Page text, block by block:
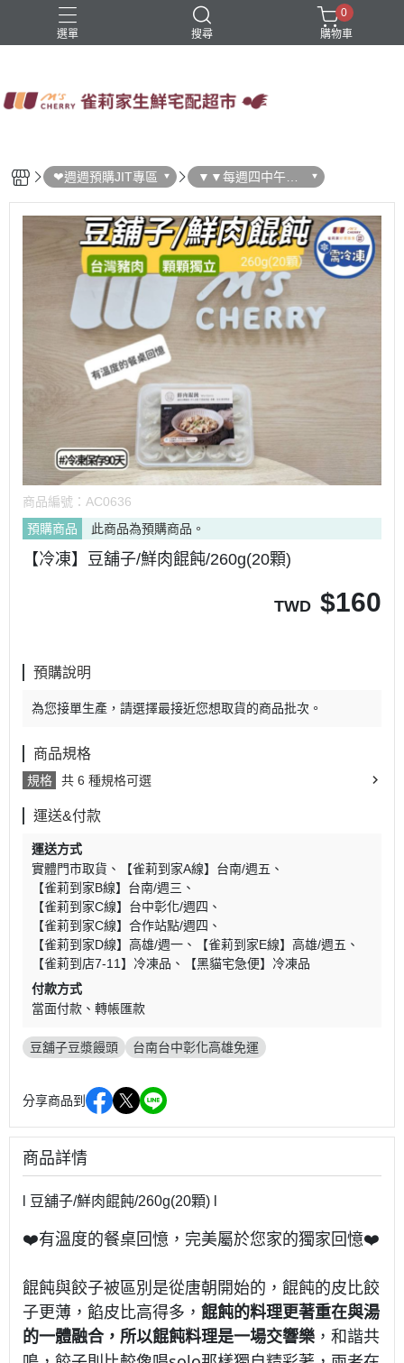
選單 搜尋
0
購物車
❤週週預購JIT專區
▼▼每週四中午結
單 ▼▼
商品編號： AC0636
預購商品
此商品為預購商品。
【冷凍】豆舖子/鮮肉餛飩/260g(20顆)
TWD $160
預購說明
為您接單生產，請選擇最接近您想取貨的商品批次。
商品規格
規格 共 6 種規格可選
運送&付款
運送方式
實體門市取貨
【雀莉到家A線】台南/週五
【雀莉到家B線】台南/週三
【雀莉到家C線】台中彰化/週四
【雀莉到家C線】合作站點/週四
【雀莉到家D線】高雄/週一
【雀莉到家E線】高雄/週五
【雀莉到店7-11】冷凍品
【黑貓宅急便】冷凍品
付款方式
當面付款
轉帳匯款
豆舖子豆漿饅頭 台南台中彰化高雄免運
分享商品到
商品詳情
l 豆舖子/鮮肉餛飩/260g(20顆) l
❤️有溫度的餐桌回憶，完美屬於您家的獨家回憶❤️
餛飩與餃子被區別是從唐朝開始的，餛飩的皮比餃
子更薄，餡皮比高得多， 餛飩的料理更著重在與湯
的一體融合，所以餛飩料理是一場交響樂 ，和諧共